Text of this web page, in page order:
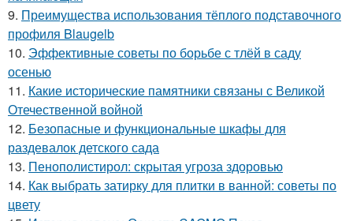
9. Преимущества использования тёплого подставочного
профиля Blaugelb
10. Эффективные советы по борьбе с тлёй в саду
осенью
11. Какие исторические памятники связаны с Великой
Отечественной войной
12. Безопасные и функциональные шкафы для
раздевалок детского сада
13. Пенополистирол: скрытая угроза здоровью
14. Как выбрать затирку для плитки в ванной: советы по
цвету